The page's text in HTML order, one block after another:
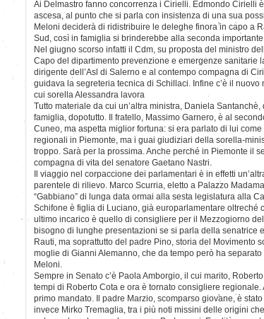
Ai Delmastro fanno concorrenza i Cirielli. Edmondo Cirielli
ascesa, al punto che si parla con insistenza di una sua
Meloni deciderà di ridistribuire le deleghe finora in capo a
Sud, così in famiglia si brinderebbe alla seconda
Nel giugno scorso infatti il Cdm, su proposta del ministro
Capo del dipartimento prevenzione e emergenze sanitarie
dirigente dell’Asl di Salerno e al contempo compagna di
guidava la segreteria tecnica di Schillaci. Infine c’è il
cui sorella Alessandra lavora
Tutto materiale da cui un’altra ministra, Daniela
famiglia, dopotutto. Il fratello, Massimo Garnero, è al
Cuneo, ma aspetta miglior fortuna: si era parlato di lui
regionali in Piemonte, ma i guai giudiziari della sorella-
troppo. Sarà per la prossima. Anche perché in Piemonte il
compagna di vita del senatore Gaetano Nastri.
Il viaggio nel corpaccione dei parlamentari è in effetti
parentele di rilievo. Marco Scurria, eletto a Palazzo
“Gabbiano” di lunga data ormai alla sesta legislatura alla
Schifone è figlia di Luciano, già europarlamentare oltreché
ultimo incarico è quello di consigliere per il Mezzogiorno
bisogno di lunghe presentazioni se si parla della senatrice
Rauti, ma soprattutto del padre Pino, storia del Movimento
moglie di Gianni Alemanno, che da tempo però ha
Meloni.
Sempre in Senato c’è Paola Amborgio, il cui marito,
tempi di Roberto Cota e ora è tornato consigliere regionale.
primo mandato. Il padre Marzio, scomparso giovane, è
invece Mirko Tremaglia, tra i più noti missini delle origini